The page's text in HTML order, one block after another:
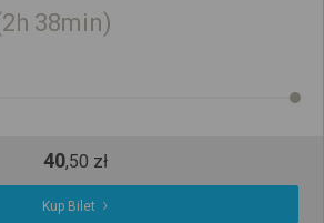
2h 38min
40,50 zł
Kup Bilet